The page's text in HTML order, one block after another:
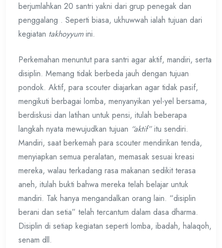
berjumlahkan 20 santri yakni dari grup penegak dan
penggalang . Seperti biasa, ukhuwwah ialah tujuan dari
kegiatan takhoyyumini.
Perkemahan menuntut para santri agar aktif, mandiri, serta
disiplin. Memang tidak berbeda jauh dengan tujuan
pondok. Aktif, para scouter diajarkan agar tidak pasif,
mengikuti berbagai lomba, menyanyikan yel-yel bersama,
berdiskusi dan latihan untuk pensi, itulah beberapa
langkah nyata mewujudkan tujuan “aktif”itu sendiri.
Mandiri, saat berkemah para scouter mendirikan tenda,
menyiapkan semua peralatan, memasak sesuai kreasi
mereka, walau terkadang rasa makanan sedikit terasa
aneh, itulah bukti bahwa mereka telah belajar untuk
mandiri. Tak hanya mengandalkan orang lain. “disiplin
berani dan setia” telah tercantum dalam dasa dharma.
Disiplin di setiap kegiatan seperti lomba, ibadah, halaqoh,
senam dll.